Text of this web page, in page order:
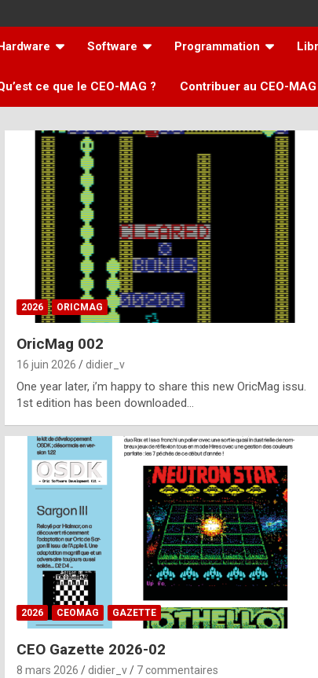
Software Programmation
ce que le CEO-MAG ? Contribuer au CEO-MAG
2026 ORICMAG
OricMag 002
16 juin 2026 didier_v
One year later, i’m happy to share this new OricMag issu.
1st edition has been downloaded…
2026 CEOMAG GAZETTE
CEO Gazette 2026-02
8 mars 2026 didier_v 7 commentaires